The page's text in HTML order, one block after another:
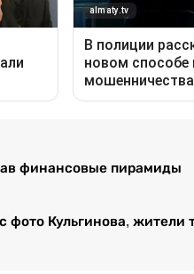
финансовые пирамиды
Кульгинова, жители